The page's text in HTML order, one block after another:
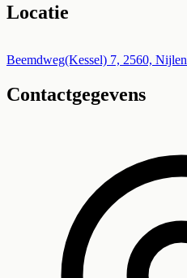
Locatie
+
−
Beemdweg(Kessel) 7, 2560, Nijlen
Contactgegevens